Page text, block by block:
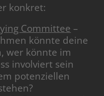
konkret:
Committee –
könnte deine
wer könnte im
involviert sein
potenziellen